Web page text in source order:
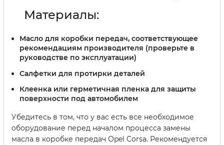
Материалы:
Масло для коробки передач, соответствующее
рекомендациям производителя (проверьте в
руководстве по эксплуатации)
Салфетки для протирки деталей
Клеенка или герметичная пленка для защиты
поверхности под автомобилем
Убедитесь в том, что у вас есть все необходимое
оборудование перед началом процесса замены
масла в коробке передач Opel Corsa. Рекомендуется